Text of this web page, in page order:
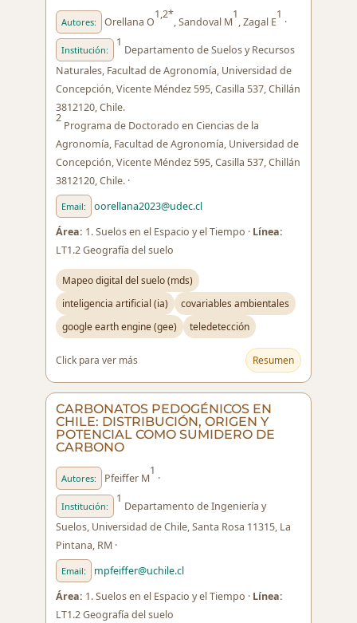
Autores: Orellana O
1,2*
, Sandoval M
1
, Zagal E
1
·
Institución:
1
Departamento de Suelos y Recursos
Naturales, Facultad de Agronomía, Universidad de
Concepción, Vicente Méndez 595, Casilla 537, Chillán
3812120, Chile.
2
Programa de Doctorado en Ciencias de la
Agronomía, Facultad de Agronomía, Universidad de
Concepción, Vicente Méndez 595, Casilla 537, Chillán
3812120, Chile. ·
Email:
oorellana2023@udec.cl
Área: 1. Suelos en el Espacio y el Tiempo · Línea:
LT1.2 Geografía del suelo
Mapeo digital del suelo (mds)
inteligencia artificial (ia)
covariables ambientales
google earth engine (gee)
teledetección
Click para ver más Resumen
CARBONATOS PEDOGÉNICOS EN
CHILE: DISTRIBUCIÓN, ORIGEN Y
POTENCIAL COMO SUMIDERO DE
CARBONO
Autores: Pfeiffer M
1
·
Institución:
1
Departamento de Ingeniería y
Suelos, Universidad de Chile, Santa Rosa 11315, La
Pintana, RM ·
Email:
mpfeiffer@uchile.cl
Área: 1. Suelos en el Espacio y el Tiempo · Línea:
LT1.2 Geografía del suelo